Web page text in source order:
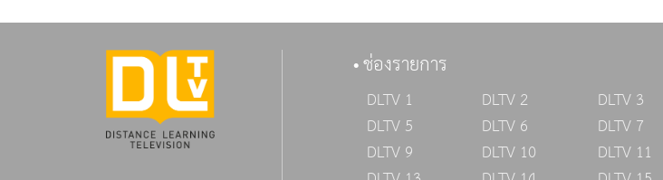
ช่องรายการ
DLTV 1 DLTV 2 DLTV 3
DLTV 5
DLTV 6 DLTV 7
DLTV 9
DLTV 10 DLTV 11